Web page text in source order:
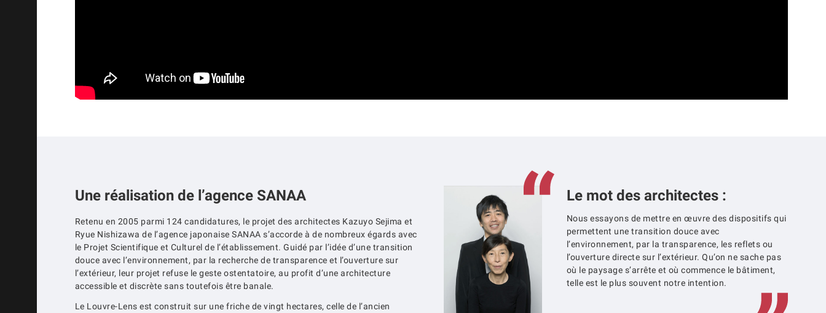
Une réalisation de l’agence SANAA
Retenu en 2005 parmi 124 candidatures, le projet des architectes Kazuyo Sejima et
Ryue Nishizawa de l’agence japonaise SANAA s’accorde à de nombreux égards avec
le Projet Scientifique et Culturel de l’établissement. Guidé par l’idée d’une transition
douce avec l’environnement, par la recherche de transparence et l’ouverture sur
l’extérieur, leur projet refuse le geste ostentatoire, au profit d’une architecture
accessible et discrète sans toutefois être banale.
Le Louvre-Lens est construit sur une friche de vingt hectares, celle de l’ancien
Le mot des architectes :
Nous essayons de mettre en œuvre des dispositifs qui
permettent une transition douce avec
l’environnement, par la transparence, les reflets ou
l’ouverture directe sur l’extérieur. Qu’on ne sache pas
où le paysage s’arrête et où commence le bâtiment,
telle est le plus souvent notre intention.